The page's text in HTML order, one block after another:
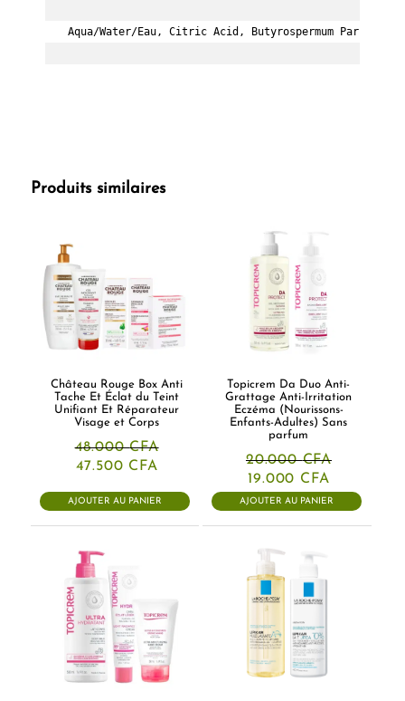
Aqua/Water/Eau, Citric Acid, Butyrospermum Parkii
Produits similaires
Château Rouge Box Anti
Tache Et Éclat du Teint
Unifiant Et Réparateur
Visage et Corps
48.000CFA
Le
initial
était :
48.000 CFA.
47.500 CFA
actuel
est :
47.500 CFA.
AJOUTER AU PANIER
Topicrem Da Duo Anti-
Grattage Anti-Irritation
Eczéma (Nourissons-
Enfants-Adultes) Sans
parfum
20.000CFA
Le
prix
initial
19.000 CFA
prix
actuel
AJOUTER AU PANIER